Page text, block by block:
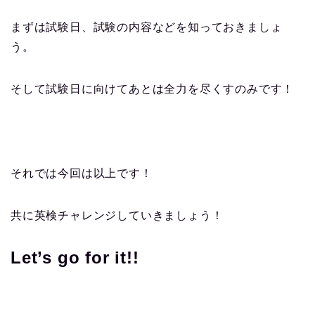
まずは試験日、試験の内容などを知っておきましょ
う。
そして試験日に向けてあとは全力を尽くすのみです！
それでは今回は以上です！
共に英検チャレンジしていきましょう！
Let’s go for it!!